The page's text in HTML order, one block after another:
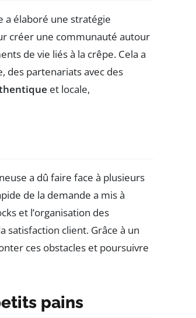
a élaboré une stratégie
créer une communauté autour
de vie liés à la crêpe. Cela a
des partenariats avec des
et locale,
a dû faire face à plusieurs
de la demande a mis à
et l’organisation des
satisfaction client. Grâce à un
ces obstacles et poursuivre
pains